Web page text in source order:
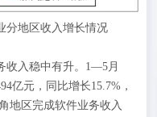
地区收入增长情况
入稳中有升。1—5月
亿元，同比增长15.7%，
地区完成软件业务收入